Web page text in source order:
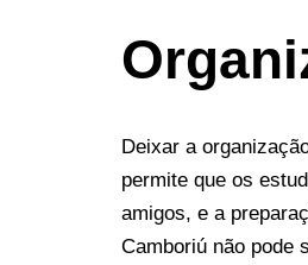
Deixar a
permite que os
amigos, e a
Camboriú não pode